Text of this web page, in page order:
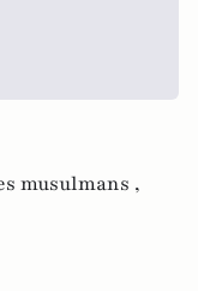
musulmans ,